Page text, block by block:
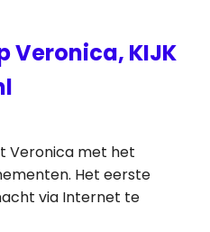
Veronica, KIJK
Veronica met het
Het eerste
via Internet te